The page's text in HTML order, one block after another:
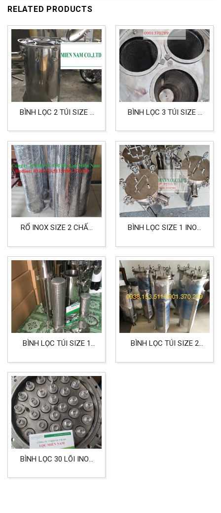
RELATED PRODUCTS
BÌNH LỌC 2 TÚI SIZE 2
THỰC PHẨM
BÌNH LỌC 3 TÚI SIZE 2
LỌC CHẤT LỎNG CÔNG
NGHIỆP
RỔ INOX SIZE 2 CHẤT
CHO LỌC CÔNG NGHIỆP
BÌNH LỌC SIZE 1 INOX
PHẨM, DƯỢC PHẨM VÀ
HÓA CHẤT
BÌNH LỌC TÚI SIZE 1
LỌC NƯỚC, THỰC PHẨM
VÀ HÓA CHẤT
BÌNH LỌC TÚI SIZE 2
THỰC PHẨM VÀ DƯỢC
BÌNH LỌC 30 LÕI INOX
LỌC HÓA CHẤT KÍCH